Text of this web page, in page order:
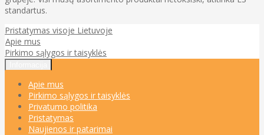
standartus.
Pristatymas visoje Lietuvoje
Apie mus
Pirkimo sąlygos ir taisyklės
Apie mus
Pirkimo sąlygos ir taisyklės
Privatumo politika
Pristatymas
Naujienos ir patarimai